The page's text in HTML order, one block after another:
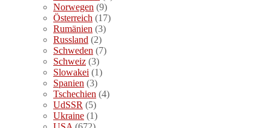
Norwegen (9)
Österreich (17)
Rumänien (3)
Russland (2)
Schweden (7)
Schweiz (3)
Slowakei (1)
Spanien (3)
Tschechien (4)
UdSSR (5)
Ukraine (1)